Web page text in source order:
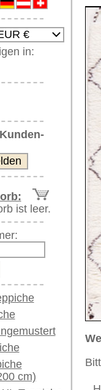
Weitere größere Bilder
Bitte klicken Sie auf die
Hauptbild
60100
Ursprungsland:
Größe:
Alter: neu
Flor:
Wolle
Grundfarbe:
Bemerkungen: